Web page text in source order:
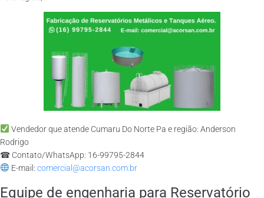
Vendedor que atende Cumaru Do Norte Pa e região: Anderson
Rodrigo
☎ Contato/WhatsApp: 16-99795-2844
E-mail: comercial@acorsan.com.br
Equipe de engenharia para Reservatório